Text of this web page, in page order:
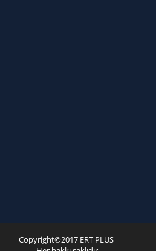
Copyright©2017 ERT PLUS